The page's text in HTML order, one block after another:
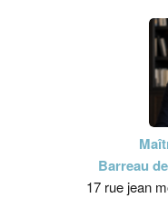
Barreau
17 rue jean